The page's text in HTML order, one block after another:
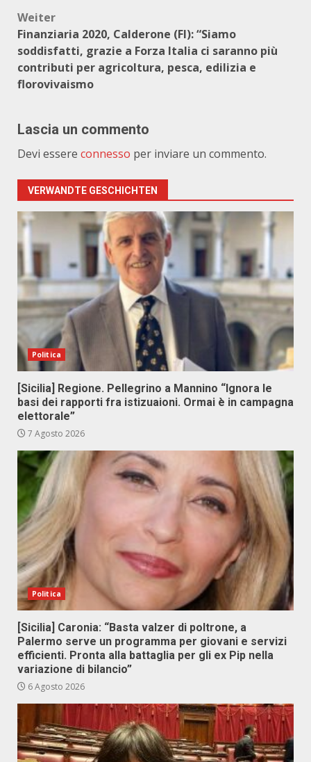
Weiter
Finanziaria 2020, Calderone (FI): “Siamo
soddisfatti, grazie a Forza Italia ci saranno più
contributi per agricoltura, pesca, edilizia e
florovivaismo
Lascia un commento
Devi essere connesso per inviare un commento.
VERWANDTE GESCHICHTEN
Politica
[Sicilia] Regione. Pellegrino a Mannino “Ignora le
basi dei rapporti fra istizuaioni. Ormai è in campagna
elettorale”
7 Agosto 2026
Politica
[Sicilia] Caronia: “Basta valzer di poltrone, a
Palermo serve un programma per giovani e servizi
efficienti. Pronta alla battaglia per gli ex Pip nella
variazione di bilancio”
6 Agosto 2026